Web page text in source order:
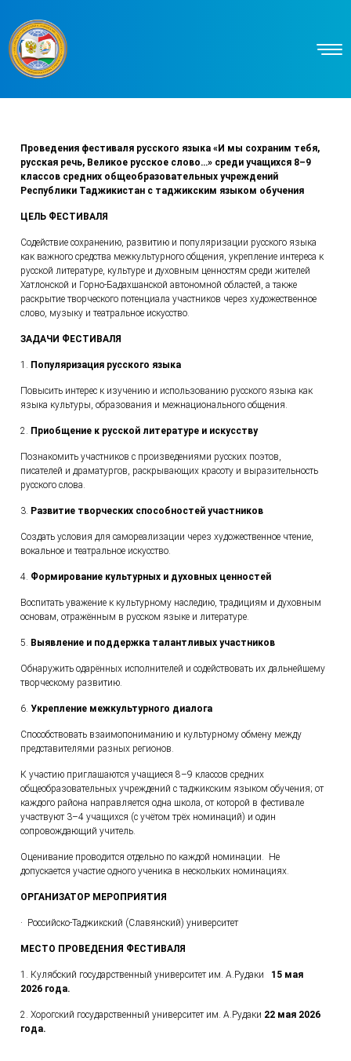
Проведения фестиваля русского языка «И мы сохраним тебя,
русская речь, Великое русское слово…» среди учащихся 8–9
классов средних общеобразовательных учреждений
Республики Таджикистан с таджикским языком обучения
ЦЕЛЬ ФЕСТИВАЛЯ
Содействие сохранению, развитию и популяризации русского языка
как важного средства межкультурного общения, укрепление интереса к
русской литературе, культуре и духовным ценностям среди жителей
Хатлонской и Горно-Бадахшанской автономной областей, а также
раскрытие творческого потенциала участников через художественное
слово, музыку и театральное искусство.
ЗАДАЧИ ФЕСТИВАЛЯ
1. Популяризация русского языка
Повысить интерес к изучению и использованию русского языка как
языка культуры, образования и межнационального общения.
2. Приобщение к русской литературе и искусству
Познакомить участников с произведениями русских поэтов,
писателей и драматургов, раскрывающих красоту и выразительность
русского слова.
3. Развитие творческих способностей участников
Создать условия для самореализации через художественное чтение,
вокальное и театральное искусство.
4. Формирование культурных и духовных ценностей
Воспитать уважение к культурному наследию, традициям и духовным
основам, отражённым в русском языке и литературе.
5. Выявление и поддержка талантливых участников
Обнаружить одарённых исполнителей и содействовать их дальнейшему
творческому развитию.
6.Укрепление межкультурного диалога
Способствовать взаимопониманию и культурному обмену между
представителями разных регионов.
К участию приглашаются учащиеся 8–9 классов средних
общеобразовательных учреждений с таджикским языком обучения; от
каждого района направляется одна школа, от которой в фестивале
участвуют 3–4 учащихся (с учётом трёх номинаций) и один
сопровождающий учитель.
Оценивание проводится отдельно по каждой номинации. Не
допускается участие одного ученика в нескольких номинациях.
ОРГАНИЗАТОР МЕРОПРИЯТИЯ
· Российско-Таджикский (Славянский) университет
МЕСТО ПРОВЕДЕНИЯ ФЕСТИВАЛЯ
1. Кулябский государственный университет им. А.Рудаки
15 мая
2026 года.
2. Хорогский государственный университет им. А.Рудаки 22 мая 2026
года.